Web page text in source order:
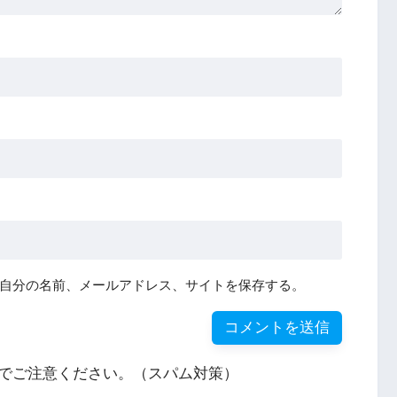
の名前、メールアドレス、サイトを保存する。
注意ください。（スパム対策）